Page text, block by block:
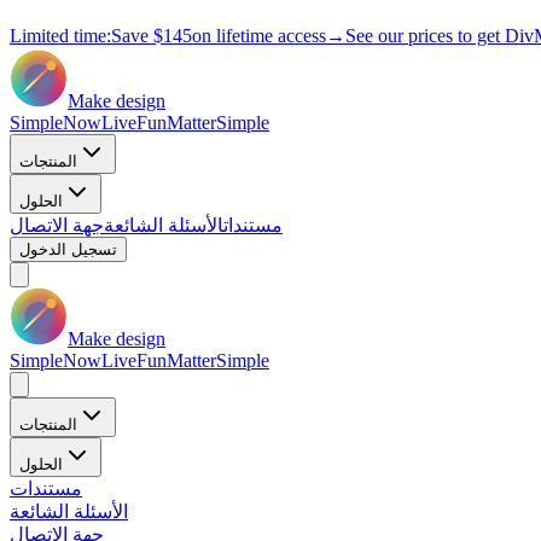
Limited time:Save $145on lifetime access→ See our prices to get
Make design
SimpleNowLiveFunMatterSimple
المنتجات
الحلول
مستنداتالأسئلة الشائعةجهة الاتصال
تسجيل الدخول
Make design
SimpleNowLiveFunMatterSimple
المنتجات
الحلول
مستندات
الأسئلة الشائعة
جهة الاتصال